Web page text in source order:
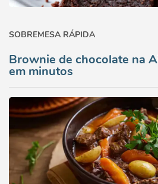
SOBREMESA RÁPIDA
Brownie de chocolate na
em minutos